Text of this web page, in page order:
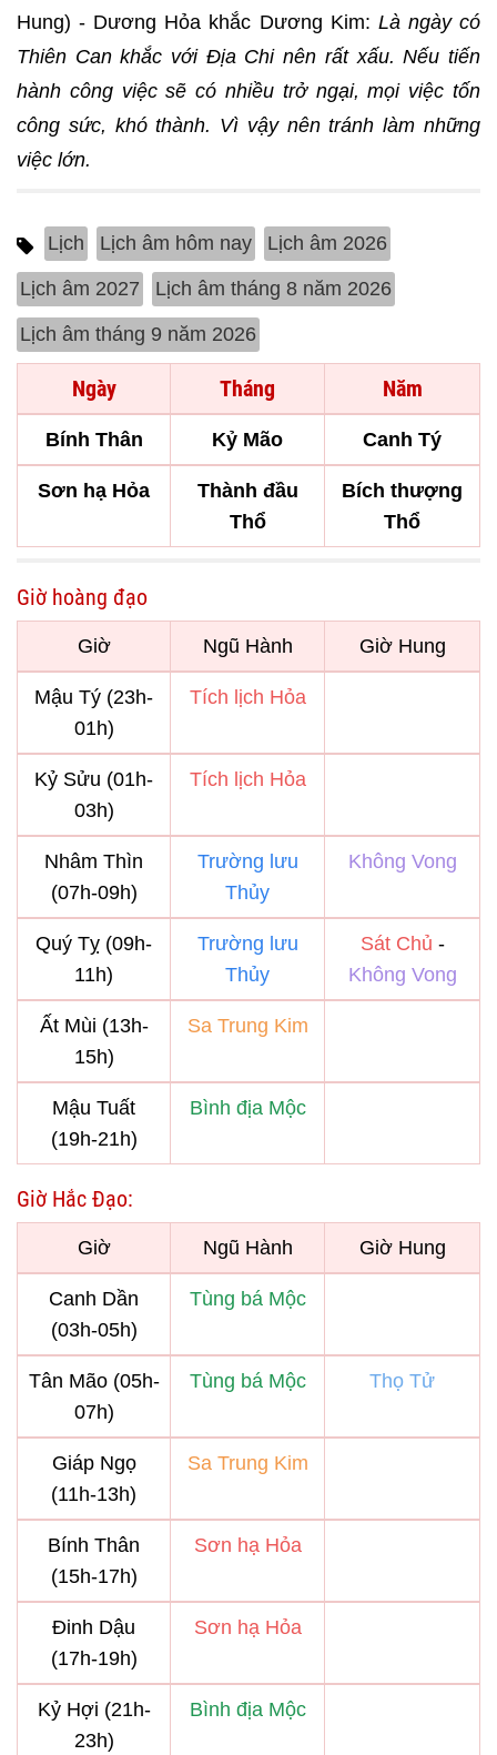
Hung) - Dương Hỏa khắc Dương Kim: Là ngày có
Thiên Can khắc với Địa Chi nên rất xấu. Nếu tiến
hành công việc sẽ có nhiều trở ngại, mọi việc tốn
công sức, khó thành. Vì vậy nên tránh làm những
việc lớn.
Lịch Lịch âm hôm nay Lịch âm 2026
Lịch âm 2027 Lịch âm tháng 8 năm 2026
Lịch âm tháng 9 năm 2026
Ngày Tháng Năm
Bính Thân Kỷ Mão Canh Tý
Sơn hạ Hỏa
Thành đầu
Thổ
Bích thượng
Thổ
Giờ hoàng đạo
Giờ Ngũ Hành Giờ Hung
Mậu Tý (23h-
01h)
Tích lịch Hỏa
Kỷ Sửu (01h-
03h)
Tích lịch Hỏa
Nhâm Thìn
(07h-09h)
Trường lưu
Thủy
Không Vong
Quý Tỵ (09h-
11h)
Trường lưu
Thủy
Sát Chủ -
Không Vong
Ất Mùi (13h-
15h)
Sa Trung Kim
Mậu Tuất
(19h-21h)
Bình địa Mộc
Giờ Hắc Đạo:
Giờ Ngũ Hành Giờ Hung
Canh Dần
(03h-05h)
Tùng bá Mộc
Tân Mão (05h-
07h)
Tùng bá Mộc Thọ Tử
Giáp Ngọ
(11h-13h)
Sa Trung Kim
Bính Thân
(15h-17h)
Sơn hạ Hỏa
Đinh Dậu
(17h-19h)
Sơn hạ Hỏa
Kỷ Hợi (21h-
23h)
Bình địa Mộc